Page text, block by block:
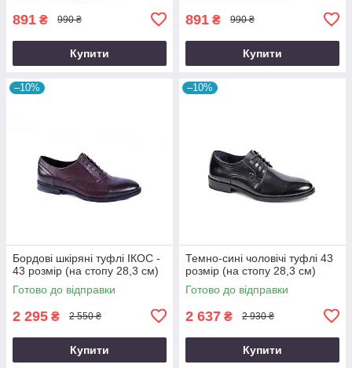
891 ₴ 990 ₴
Купити
891 ₴ 990 ₴
Купити
–10%
Бордові шкіряні туфлі ІКОС -
43 розмір (на стопу 28,3 см)
Готово до відправки
2 295 ₴ 2 550 ₴
Купити
–10%
Темно-сині чоловічі туфлі 43
розмір (на стопу 28,3 см)
Готово до відправки
2 637 ₴ 2 930 ₴
Купити